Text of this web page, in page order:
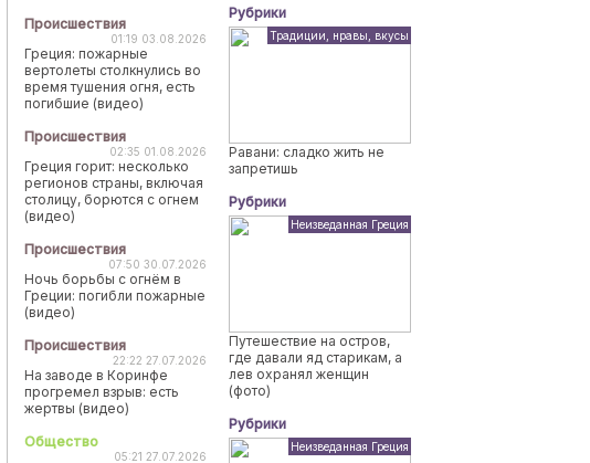
Происшествия
01:19 03.08.2026
Греция: пожарные
вертолеты столкнулись во
время тушения огня, есть
погибшие (видео)
Происшествия
02:35 01.08.2026
Греция горит: несколько
регионов страны, включая
столицу, борются с огнем
(видео)
Происшествия
07:50 30.07.2026
Ночь борьбы с огнём в
Греции: погибли пожарные
(видео)
Происшествия
22:22 27.07.2026
На заводе в Коринфе
прогремел взрыв: есть
жертвы (видео)
Общество
05:21 27.07.2026
Рубрики
Традиции, нравы, вкусы
Равани: сладко жить не
запретишь
Рубрики
Неизведанная Греция
Путешествие на остров,
где давали яд старикам, а
лев охранял женщин
(фото)
Рубрики
Неизведанная Греция